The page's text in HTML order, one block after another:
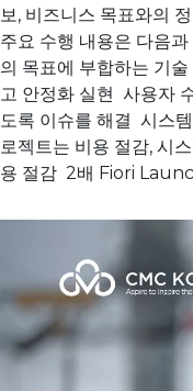
보, 비즈니스 목표와의
주요 수행 내용은 다음
의 목표에 부합하는 기
고 안정화 실현 사용자
도록 이슈를 해결 시스
로젝트는 비용 절감, 시
용 절감 2배 Fiori